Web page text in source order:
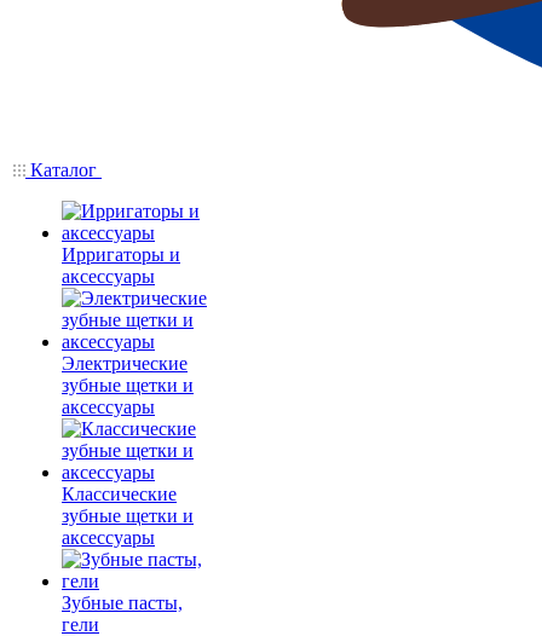
Каталог
Ирригаторы и
аксессуары
Электрические
зубные щетки и
аксессуары
Классические
зубные щетки и
аксессуары
Зубные пасты,
гели